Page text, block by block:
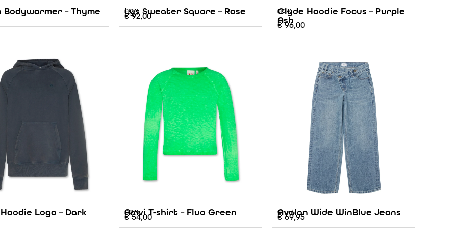
Bodywarmer – Thyme AO76
Lys Sweater Square – Rose
€92,00 AO76
Clyde Hoodie Focus – Purple
Ash
€96,00
Logo – Dark
AO76
Amvi T-shirt – Fluo Green
€54,00 Grunt
Avalon Wide WinBlue Jeans
€69,95